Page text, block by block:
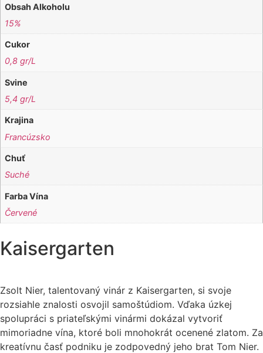
Obsah Alkoholu
15%
Cukor
0,8 gr/L
Svine
5,4 gr/L
Krajina
Francúzsko
Chuť
Suché
Farba Vína
Červené
Kaisergarten
Zsolt Nier, talentovaný vinár z Kaisergarten, si svoje
rozsiahle znalosti osvojil samoštúdiom. Vďaka úzkej
spolupráci s priateľskými vinármi dokázal vytvoriť
mimoriadne vína, ktoré boli mnohokrát ocenené zlatom. Za
kreatívnu časť podniku je zodpovedný jeho brat Tom Nier.